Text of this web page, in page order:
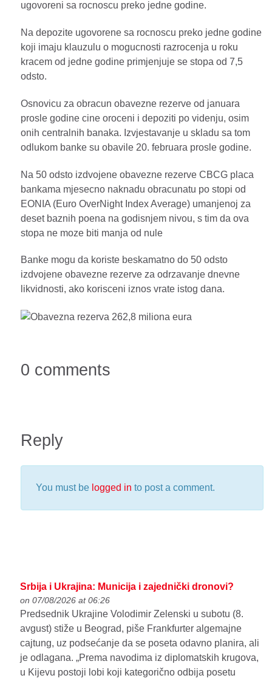
ugovoreni sa rocnoscu preko jedne godine.
Na depozite ugovorene sa rocnoscu preko jedne godine
koji imaju klauzulu o mogucnosti razrocenja u roku
kracem od jedne godine primjenjuje se stopa od 7,5
odsto.
Osnovicu za obracun obavezne rezerve od januara
prosle godine cine oroceni i depoziti po videnju, osim
onih centralnih banaka. Izvjestavanje u skladu sa tom
odlukom banke su obavile 20. februara prosle godine.
Na 50 odsto izdvojene obavezne rezerve CBCG placa
bankama mjesecno naknadu obracunatu po stopi od
EONIA (Euro OverNight Index Average) umanjenoj za
deset baznih poena na godisnjem nivou, s tim da ova
stopa ne moze biti manja od nule
Banke mogu da koriste beskamatno do 50 odsto
izdvojene obavezne rezerve za odrzavanje dnevne
likvidnosti, ako korisceni iznos vrate istog dana.
0 comments
Reply
You must be logged in to post a comment.
Srbija i Ukrajina: Municija i zajednički dronovi?
on 07/08/2026 at 06:26
Predsednik Ukrajine Volodimir Zelenski u subotu (8.
avgust) stiže u Beograd, piše Frankfurter algemajne
cajtung, uz podsećanje da se poseta odavno planira, ali
je odlagana. „Prema navodima iz diplomatskih krugova,
u Kijevu postoji lobi koji kategorično odbija posetu